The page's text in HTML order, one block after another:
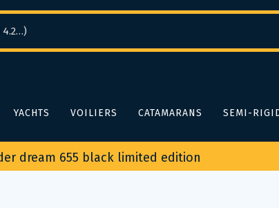
YACHTS VOILIERS CATAMARANS SEMI-
dream 655 black limited edition